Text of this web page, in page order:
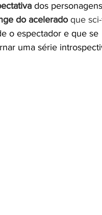
dos personagens
do acelerado que
o espectador e que se
uma série